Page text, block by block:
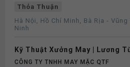
Thỏa Thuận
Hà Nội, Hồ Chí Minh, Bà Rịa -
Ninh
Kỹ Thuật Xưởng May | Lương
CÔNG TY TNHH MAY MẶC QTF